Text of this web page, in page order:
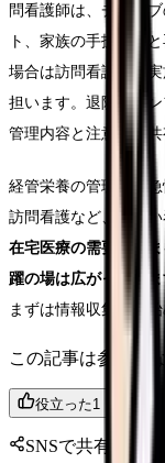
問看護師は、チュー
ト、家族の手技確認
場合は訪問看護師が
担います。退院前カ
管理内容と注意点を
経管栄養の管理は、
訪問看護など、幅広
在宅医療の需要が高
躍の場は広がっていま
まずは情報収集から
この記事は参考に
役立った1
SNSで共有